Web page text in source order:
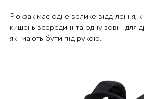
Рюкзак має одне велике відділення,
кишень всередині та одну зовні для
які мають бути під рукою.